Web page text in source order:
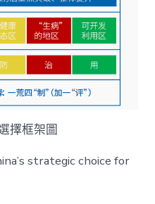
擇框架圖
strategic choice for